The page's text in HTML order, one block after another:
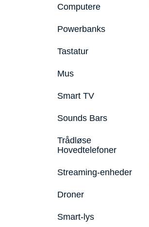
Computere
Powerbanks
Tastatur
Mus
Smart TV
Sounds Bars
Trådløse
Hovedtelefoner
Streaming-enheder
Droner
Smart-lys